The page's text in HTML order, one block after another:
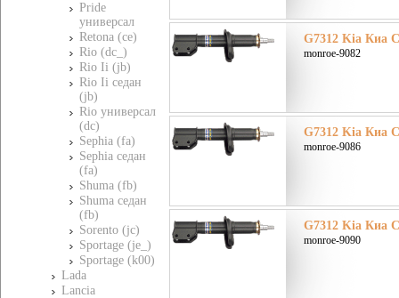
Pride
универсал
Retona (ce)
Rio (dc_)
Rio Ii (jb)
Rio Ii седан
(jb)
Rio универсал
(dc)
Sephia (fa)
Sephia седан
(fa)
Shuma (fb)
Shuma седан
(fb)
Sorento (jc)
Sportage (je_)
Sportage (k00)
Lada
Lancia
G7312 Kia Киа
monroe-9082
G7312 Kia Киа
monroe-9086
G7312 Kia Киа
monroe-9090